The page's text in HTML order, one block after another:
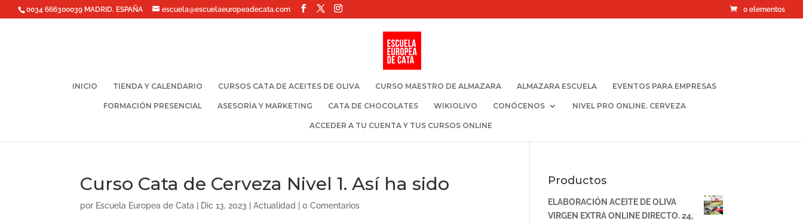
0034 666300039 MADRID. ESPAÑA escuela@escuelaeuropeadecata.com 0 elementos
INICIO TIENDA Y CALENDARIO CURSOS CATA DE ACEITES DE OLIVA CURSO MAESTRO DE ALMAZARA ALMAZARA ESCUELA EVENTOS PARA EMPRESAS
FORMACIÓN PRESENCIAL ASESORÍA Y MARKETING CATA DE CHOCOLATES WIKIOLIVO CONÓCENOS NIVEL PRO ONLINE. CERVEZA
ACCEDER A TU CUENTA Y TUS CURSOS ONLINE
Curso Cata de Cerveza Nivel 1. Así ha sido
por Escuela Europea de Cata Dic 13, 2023 |Actualidad |0 Comentarios
Productos
ELABORACIÓN ACEITE DE OLIVA
VIRGEN EXTRA ONLINE DIRECTO. 24,